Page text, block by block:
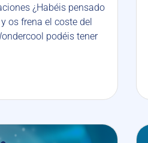
¿Habéis pensado
os frena el coste del
podéis tener